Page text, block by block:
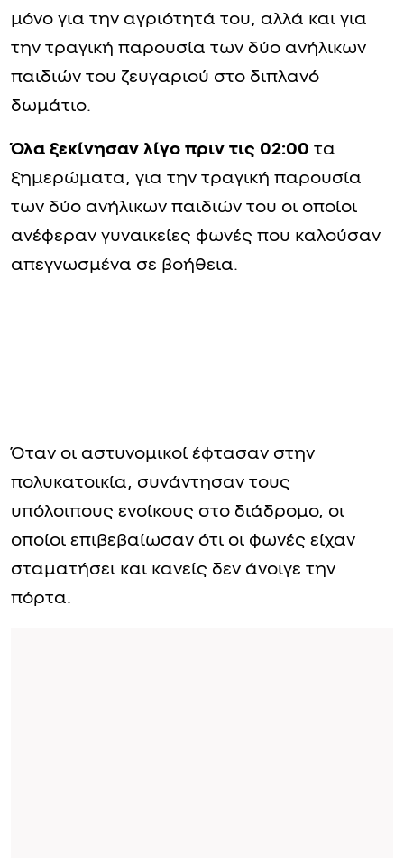
μόνο για την αγριότητά του, αλλά και για
την τραγική παρουσία των δύο ανήλικων
παιδιών του ζευγαριού στο διπλανό
δωμάτιο.
Όλα ξεκίνησαν λίγο πριν τις 02:00 τα
ξημερώματα, για την τραγική παρουσία
των δύο ανήλικων παιδιών του οι οποίοι
ανέφεραν γυναικείες φωνές που καλούσαν
απεγνωσμένα σε βοήθεια.
Όταν οι αστυνομικοί έφτασαν στην
πολυκατοικία, συνάντησαν τους
υπόλοιπους ενοίκους στο διάδρομο, οι
οποίοι επιβεβαίωσαν ότι οι φωνές είχαν
σταματήσει και κανείς δεν άνοιγε την
πόρτα.